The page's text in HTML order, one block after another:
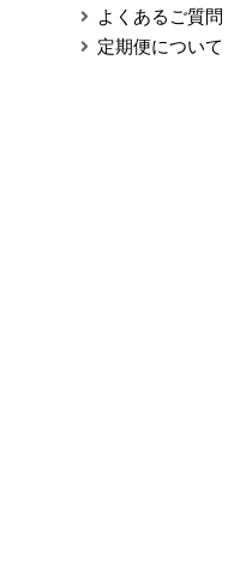
よくあるご質問
定期便について